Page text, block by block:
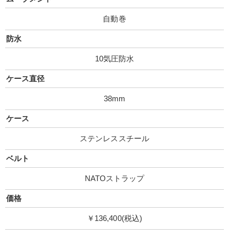
自動巻
防水
10気圧防水
ケース直径
38mm
ケース
ステンレススチール
ベルト
NATOストラップ
価格
￥136,400(税込)